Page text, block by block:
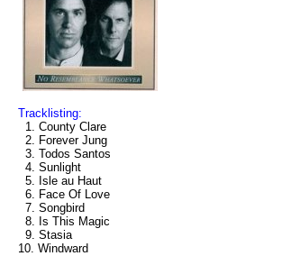
Tracklisting:
1. County Clare
2. Forever Jung
3. Todos Santos
4. Sunlight
5. Isle au Haut
6. Face Of Love
7. Songbird
8. Is This Magic
9. Stasia
10. Windward